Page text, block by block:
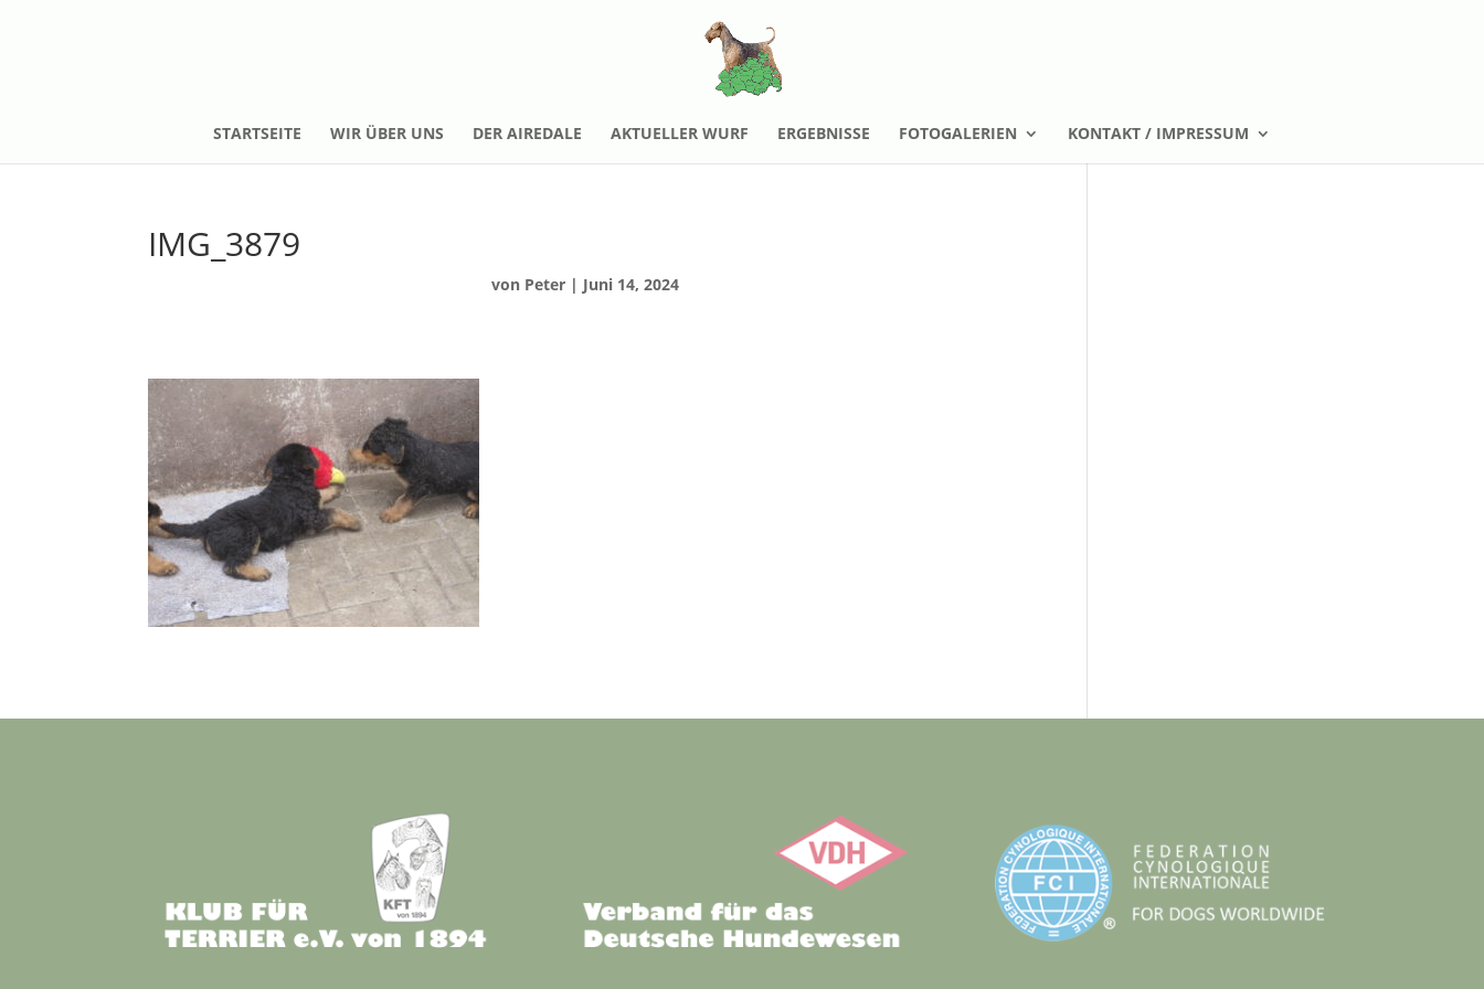
STARTSEITE WIR ÜBER UNS DER AIREDALE AKTUELLER WURF ERGEBNISSE FOTOGALERIEN KONTAKT / IMPRESSUM
IMG_3879
von Peter | Juni 14, 2024